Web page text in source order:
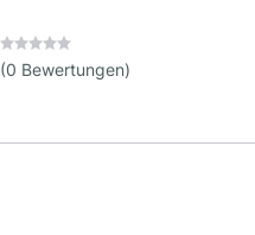
(0 Bewertungen)